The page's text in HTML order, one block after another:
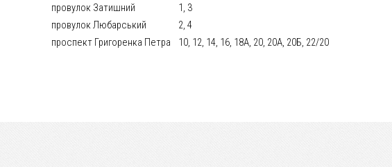
провулок Затишний
1, 3
провулок Любарський
2, 4
проспект Григоренка Петра
10, 12, 14, 16, 18А, 20, 20А, 20Б, 22/20